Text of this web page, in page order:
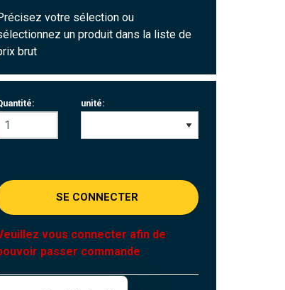
votre sélection ou
un produit dans la liste de
brut
unité:
SE CONNECTER
vous connecter afin de
passer commande